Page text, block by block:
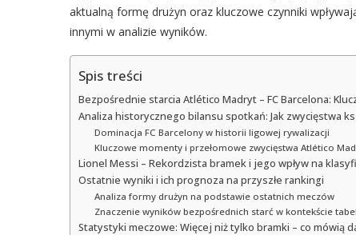
aktualną formę drużyn oraz kluczowe czynniki
innymi w analizie wyników.
Spis treści
Bezpośrednie starcia Atlético Madryt – FC Barcelona:
Analiza historycznego bilansu spotkań: Jak zwycięstwa
Dominacja FC Barcelony w historii ligowej rywalizacji
Kluczowe momenty i przełomowe zwycięstwa Atlético
Lionel Messi – Rekordzista bramek i jego wpływ na
Ostatnie wyniki i ich prognoza na przyszłe rankingi
Analiza formy drużyn na podstawie ostatnich meczów
Znaczenie wyników bezpośrednich starć w kontekście
Statystyki meczowe: Więcej niż tylko bramki – co mówią